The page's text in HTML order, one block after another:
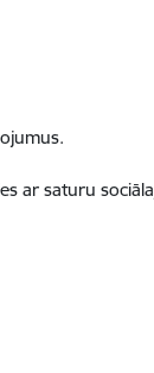
ar saturu